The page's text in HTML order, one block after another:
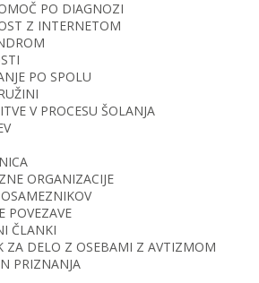
PO DIAGNOZI
Z INTERNETOM
PO SPOLU
V PROCESU ŠOLANJA
ORGANIZACIJE
POVEZAVE
ČLANKI
ZA DELO Z OSEBAMI Z AVTIZMOM
PRIZNANJA